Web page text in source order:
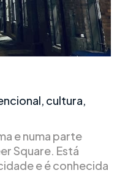
cultura,
e numa parte
Square. Está
e é conhecida